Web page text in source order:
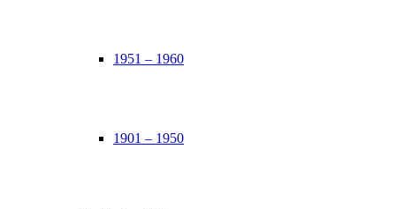
1951 – 1960
1901 – 1950